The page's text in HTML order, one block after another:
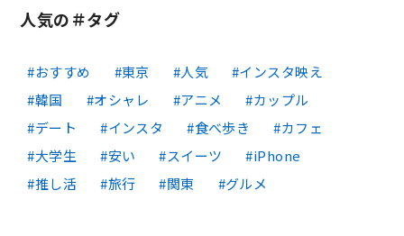
人気の＃タグ
おすすめ 東京 人気
インスタ映え
韓国
オシャレ アニメ
カップル
デート
インスタ 食べ歩き
カフェ
大学生
安い スイーツ
iPhone
推し活
旅行 関東 グルメ